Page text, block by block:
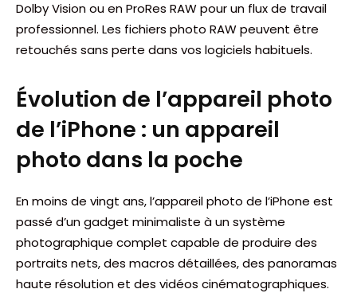
Dolby Vision ou en ProRes RAW pour un flux de travail
professionnel. Les fichiers photo RAW peuvent être
retouchés sans perte dans vos logiciels habituels.
Évolution de l’appareil photo
de l’iPhone : un appareil
photo dans la poche
En moins de vingt ans, l’appareil photo de l’iPhone est
passé d’un gadget minimaliste à un système
photographique complet capable de produire des
portraits nets, des macros détaillées, des panoramas
haute résolution et des vidéos cinématographiques.